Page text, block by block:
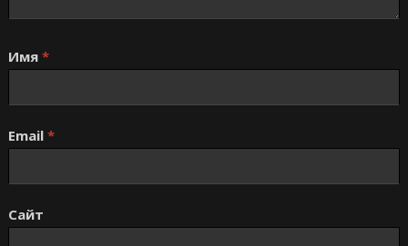
Имя *
Email *
Сайт